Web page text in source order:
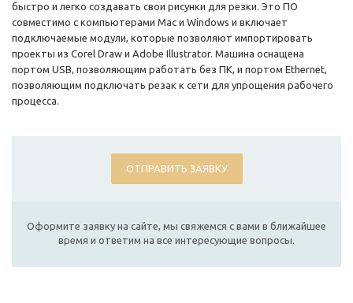
быстро и легко создавать свои рисунки для резки. Это ПО
совместимо с компьютерами Mac и Windows и включает
подключаемые модули, которые позволяют импортировать
проекты из Corel Draw и Adobe Illustrator. Машина оснащена
портом USB, позволяющим работать без ПК, и портом Ethernet,
позволяющим подключать резак к сети для упрощения рабочего
процесса.
ОТПРАВИТЬ ЗАЯВКУ
Оформите заявку на сайте, мы свяжемся с вами в ближайшее
время и ответим на все интересующие вопросы.